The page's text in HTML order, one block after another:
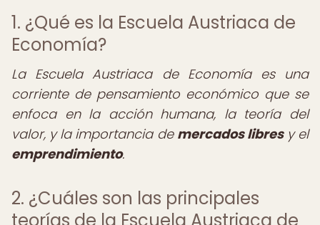
1. ¿Qué es la Escuela Austriaca de
Economía?
La Escuela Austriaca de Economía es una
corriente de pensamiento económico que se
enfoca en la acción humana, la teoría del
valor, y la importancia de mercados libresy el
emprendimiento.
2. ¿Cuáles son las principales